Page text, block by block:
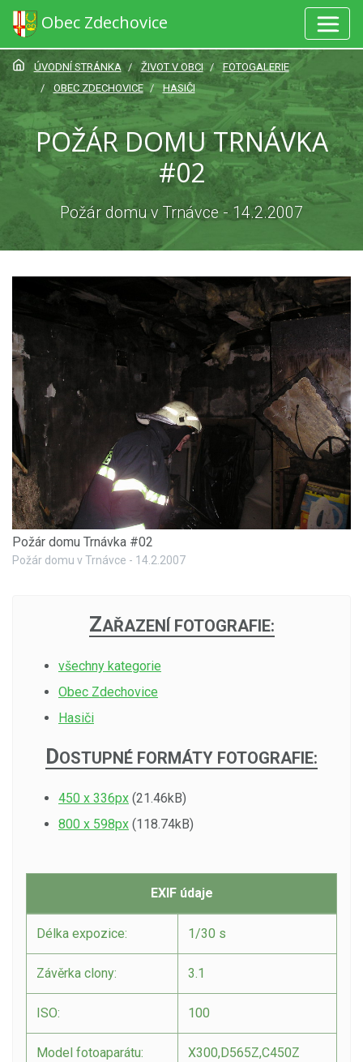
Obec Zdechovice
ÚVODNÍ STRÁNKA ŽIVOT V OBCI
FOTOGALERIE
OBEC ZDECHOVICE
HASIČI
POŽÁR DOMU TRNÁVKA
#02
Požár domu v Trnávce - 14.2.2007
Požár domu Trnávka #02
Požár domu v Trnávce - 14.2.2007
ZAŘAZENÍ FOTOGRAFIE:
všechny kategorie
Obec Zdechovice
Hasiči
DOSTUPNÉ FORMÁTY FOTOGRAFIE:
450 x 336px (21.46kB)
800 x 598px (118.74kB)
EXIF údaje
Délka expozice: 1/30 s
Závěrka clony: 3.1
ISO: 100
Model fotoaparátu: X300,D565Z,C450Z